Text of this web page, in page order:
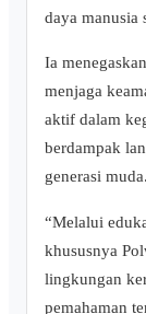
daya manusia
Ia
menjaga
aktif dalam
berdampak
generasi muda.
“Melalui
khususnya
lingkungan
pemahaman